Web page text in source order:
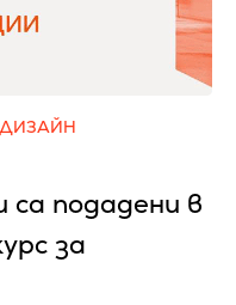
са подадени в
за